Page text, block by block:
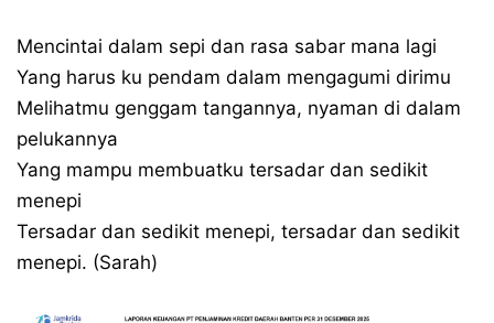
Mencintai dalam sepi dan rasa sabar mana lagi
Yang harus ku pendam dalam mengagumi dirimu
Melihatmu genggam tangannya, nyaman di dalam
pelukannya
Yang mampu membuatku tersadar dan sedikit
menepi
Tersadar dan sedikit menepi, tersadar dan sedikit
menepi. (Sarah)